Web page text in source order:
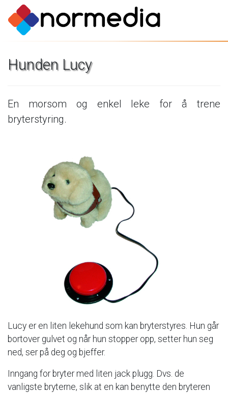
Hunden Lucy
En morsom og enkel leke for å
trene
bryterstyring.
Lucy er en liten lekehund som kan bryterstyres. Hun går
bortover gulvet og når hun stopper opp, setter hun seg
ned, ser på deg og bjeffer.
Inngang for bryter med liten jack plugg. Dvs. de
vanligste bryterne, slik at en kan benytte den bryteren